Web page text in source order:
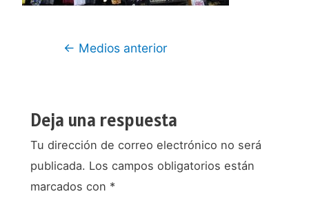
Navegación
← Medios anterior
Deja una respuesta
Tu dirección de correo electrónico no será
publicada. Los campos obligatorios están
marcados con *